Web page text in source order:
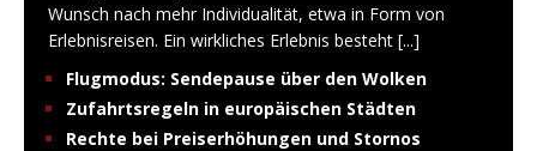
Wunsch nach mehr Individualität, etwa in Form von
Erlebnisreisen. Ein wirkliches Erlebnis besteht [...]
Flugmodus: Sendepause über den Wolken
Zufahrtsregeln in europäischen Städten
Rechte bei Preiserhöhungen und Stornos